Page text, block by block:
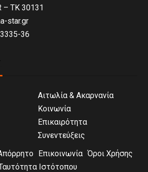
– ΤΚ 30131
star.gr
36
Αιτωλία & Ακαρνανία
Κοινωνία
Επικαιρότητα
Συνεντεύξεις
Επικοινωνία Όροι Χρήσης
Ιστότοπου